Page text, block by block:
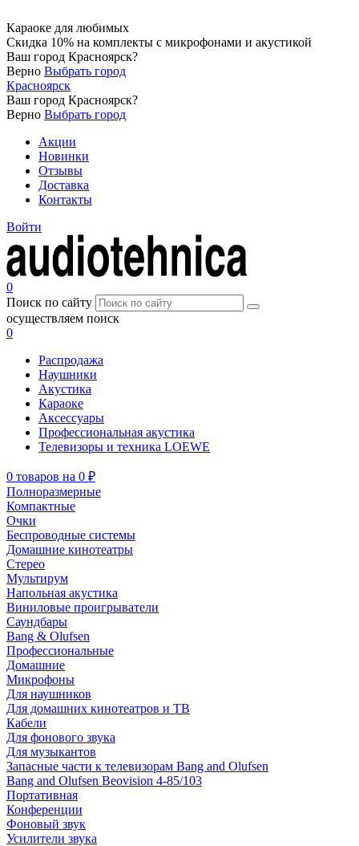
Караоке для любимых
Скидка 10% на комплекты с микрофонами и акустикой
Ваш город Красноярск?
Верно Выбрать город
Красноярск
Ваш город Красноярск?
Верно Выбрать город
Акции
Новинки
Отзывы
Доставка
Контакты
Войти
0
Поиск по сайту
осуществляем поиск
0
Распродажа
Наушники
Акустика
Караоке
Аксессуары
Профессиональная акустика
Телевизоры и техника LOEWE
0 товаров на 0 ₽
Полноразмерные
Компактные
Очки
Беспроводные системы
Домашние кинотеатры
Стерео
Мультирум
Напольная акустика
Виниловые проигрыватели
Саундбары
Bang & Olufsen
Профессиональные
Домашние
Микрофоны
Для наушников
Для домашних кинотеатров и ТВ
Кабели
Для фонового звука
Для музыкантов
Запасные части к телевизорам Bang and Olufsen
Bang and Olufsen Beovision 4-85/103
Портативная
Конференции
Фоновый звук
Усилители звука